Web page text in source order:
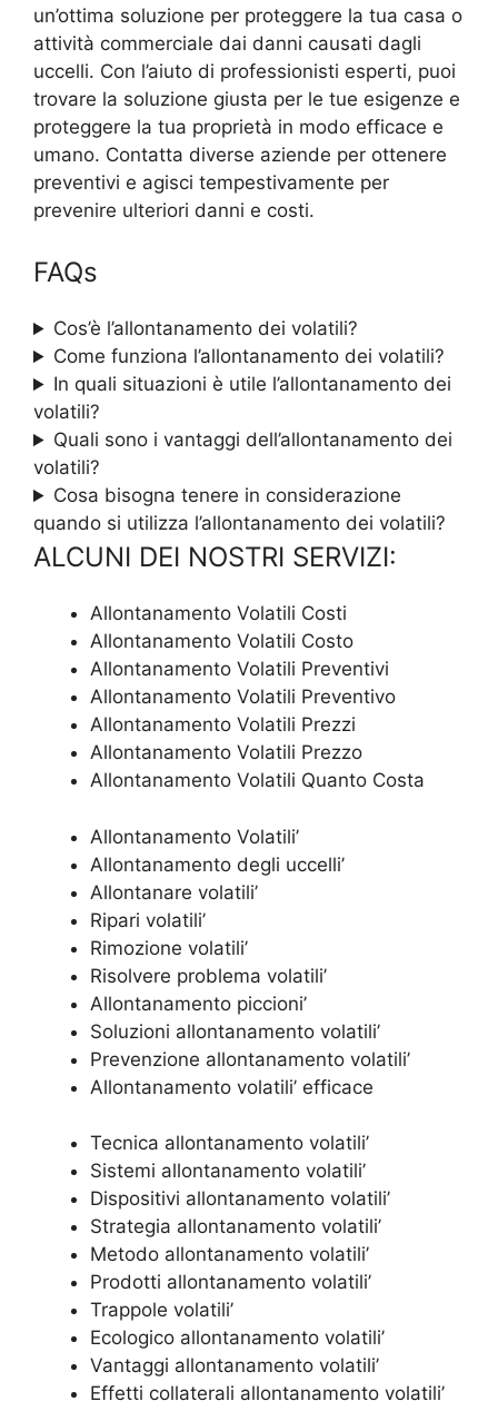
un’ottima soluzione per proteggere la tua casa o
attività commerciale dai danni causati dagli
uccelli. Con l’aiuto di professionisti esperti, puoi
trovare la soluzione giusta per le tue esigenze e
proteggere la tua proprietà in modo efficace e
umano. Contatta diverse aziende per ottenere
preventivi e agisci tempestivamente per
prevenire ulteriori danni e costi.
FAQs
Cos’è l’allontanamento dei volatili?
Come funziona l’allontanamento dei volatili?
In quali situazioni è utile l’allontanamento dei
volatili?
Quali sono i vantaggi dell’allontanamento dei
volatili?
Cosa bisogna tenere in considerazione
quando si utilizza l’allontanamento dei volatili?
ALCUNI DEI NOSTRI SERVIZI:
Allontanamento Volatili Costi
Allontanamento Volatili Costo
Allontanamento Volatili Preventivi
Allontanamento Volatili Preventivo
Allontanamento Volatili Prezzi
Allontanamento Volatili Prezzo
Allontanamento Volatili Quanto Costa
Allontanamento Volatili’
Allontanamento degli uccelli’
Allontanare volatili’
Ripari volatili’
Rimozione volatili’
Risolvere problema volatili’
Allontanamento piccioni’
Soluzioni allontanamento volatili’
Prevenzione allontanamento volatili’
Allontanamento volatili’ efficace
Tecnica allontanamento volatili’
Sistemi allontanamento volatili’
Dispositivi allontanamento volatili’
Strategia allontanamento volatili’
Metodo allontanamento volatili’
Prodotti allontanamento volatili’
Trappole volatili’
Ecologico allontanamento volatili’
Vantaggi allontanamento volatili’
Effetti collaterali allontanamento volatili’